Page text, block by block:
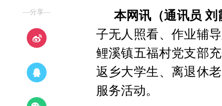
—分享—
本网讯（通讯员 刘
子无人照看、作业辅
鲤溪镇五福村党支部
返乡大学生、离退休
服务活动。